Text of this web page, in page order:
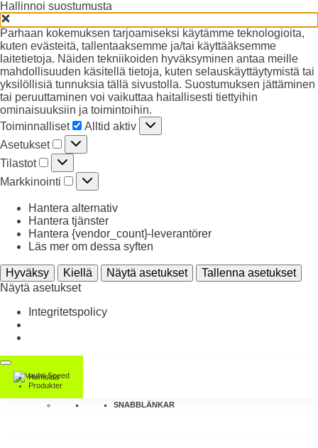
Hallinnoi suostumusta
Parhaan kokemuksen tarjoamiseksi käytämme teknologioita,
kuten evästeitä, tallentaaksemme ja/tai käyttääksemme
laitetietoja. Näiden tekniikoiden hyväksyminen antaa meille
mahdollisuuden käsitellä tietoja, kuten selauskäyttäytymistä tai
yksilöllisiä tunnuksia tällä sivustolla. Suostumuksen jättäminen
tai peruuttaminen voi vaikuttaa haitallisesti tiettyihin
ominaisuuksiin ja toimintoihin.
Toiminnalliset
Toiminnalliset
Alltid aktiv
Asetukset
Asetukset
Tilastot
Tilastot
Markkinointi
Markkinointi
Hantera alternativ
Hantera tjänster
Hantera {vendor_count}-leverantörer
Läs mer om dessa syften
Hyväksy Kiellä Näytä asetukset
Tallenna asetukset
Näytä asetukset
Integritetspolicy
Hemsida
Produkter
SNABBLÄNKAR